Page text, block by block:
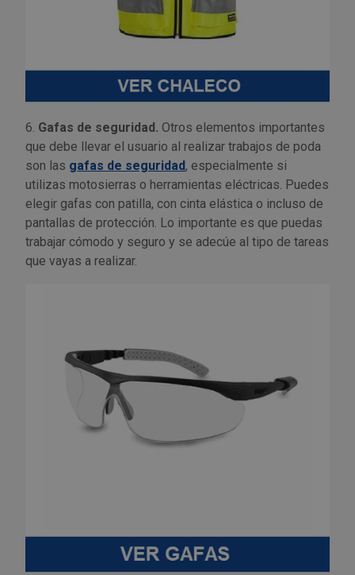
6. Gafas de seguridad. Otros elementos importantes
que debe llevar el usuario al realizar trabajos de poda
son las gafas de seguridad, especialmente si
utilizas motosierras o herramientas eléctricas. Puedes
elegir gafas con patilla, con cinta elástica o incluso de
pantallas de protección. Lo importante es que puedas
trabajar cómodo y seguro y se adecúe al tipo de tareas
que vayas a realizar.